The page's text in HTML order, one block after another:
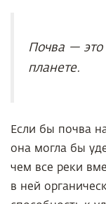
Почва —
планете.
Если бы почва
она могла бы
чем все реки
в ней